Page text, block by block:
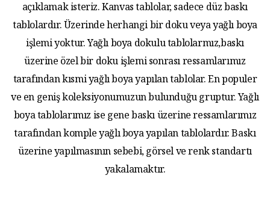
açıklamak isteriz. Kanvas tablolar, sadece düz baskı
tablolardır. Üzerinde herhangi bir doku veya yağlı boya
işlemi yoktur. Yağlı boya dokulu tablolarmız,baskı
üzerine özel bir doku işlemi sonrası ressamlarımız
tarafından kısmi yağlı boya yapılan tablolar. En populer
ve en geniş koleksiyonumuzun bulunduğu gruptur. Yağlı
boya tablolarımız ise gene baskı üzerine ressamlarımız
tarafından komple yağlı boya yapılan tablolardır. Baskı
üzerine yapılmasının sebebi, görsel ve renk standartı
yakalamaktır.